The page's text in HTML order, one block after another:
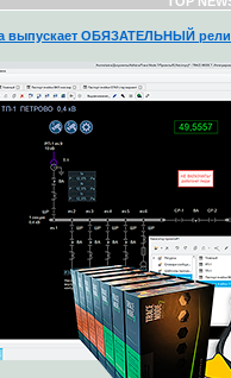
выпускает ОБЯЗАТЕЛЬНЫЙ релиз